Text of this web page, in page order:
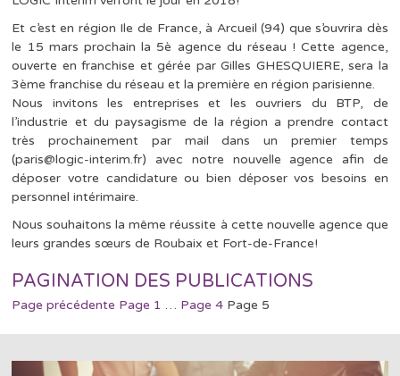
Et c’est en région Ile de France, à Arcueil (94) que s’ouvrira dès
le 15 mars prochain la 5è agence du réseau ! Cette agence,
ouverte en franchise et gérée par Gilles GHESQUIERE, sera la
3ème franchise du réseau et la première en région parisienne.
Nous invitons les entreprises et les ouvriers du BTP, de
l’industrie et du paysagisme de la région a prendre contact
très prochainement par mail dans un premier temps
(paris@logic-interim.fr) avec notre nouvelle agence afin de
déposer votre candidature ou bien déposer vos besoins en
personnel intérimaire.
Nous souhaitons la même réussite à cette nouvelle agence que
leurs grandes sœurs de Roubaix et Fort-de-France!
PAGINATION DES PUBLICATIONS
Page précédente Page 1 … Page4 Page 5